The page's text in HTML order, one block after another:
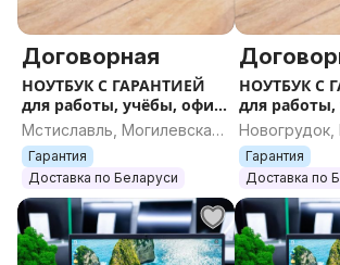
Договорная
НОУТБУК С ГАРАНТИЕЙ
для работы, учёбы, офиса
и игр
Мстиславль, Могилевская
область
Гарантия
Доставка по Беларуси
НОУТБУК С
для работы,
и игр
Новогрудок,
область
Гарантия
Доставка по